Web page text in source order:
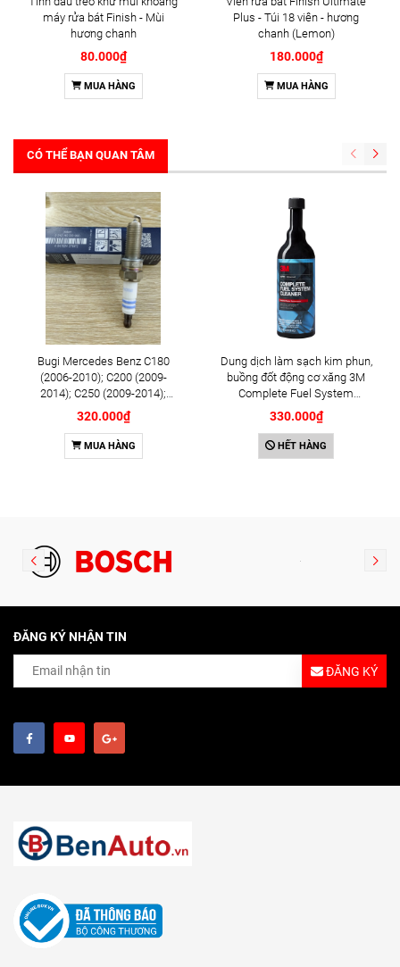
máy rửa bát Finish - Mùi
hương chanh
80.000₫
MUA HÀNG
Plus - Túi 18 viên - hương
chanh (Lemon)
180.000₫
MUA HÀNG
CÓ THỂ BẠN QUAN TÂM
Bugi Mercedes Benz C180
(2006-2010); C200 (2009-
2014); C250 (2009-2014);
E250 (2009-2013); G500
(2008-2015); GL450 (2006-
2012), S500 (2005-2011);
SLK200 (2011-2015) chính
320.000₫
MUA HÀNG
Dung dịch làm sạch kim phun,
buồng đốt động cơ xăng 3M
Complete Fuel System
Cleaner 473ml (08813)
330.000₫
HẾT HÀNG
ĐĂNG KÝ NHẬN TIN
ĐĂNG KÝ